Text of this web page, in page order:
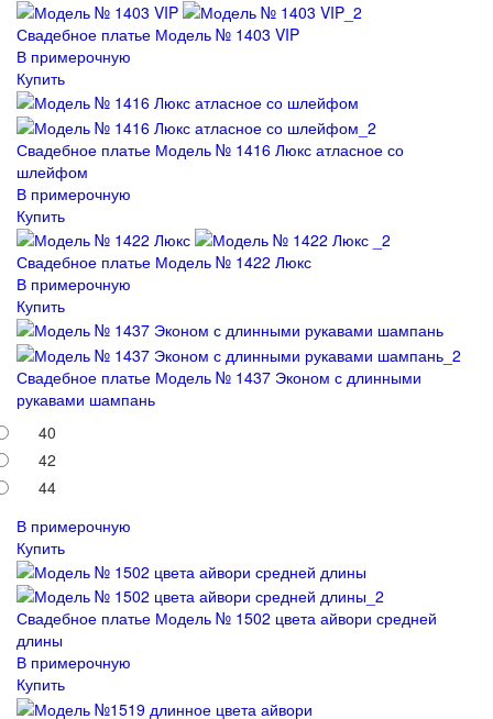
Свадебное платье Модель № 1403 VIP
В примерочную
Купить
Свадебное платье Модель № 1416 Люкс атласное со
шлейфом
В примерочную
Купить
Свадебное платье Модель № 1422 Люкс
В примерочную
Купить
Свадебное платье Модель № 1437 Эконом с длинными
рукавами шампань
40
42
44
В примерочную
Купить
Свадебное платье Модель № 1502 цвета айвори средней
длины
В примерочную
Купить